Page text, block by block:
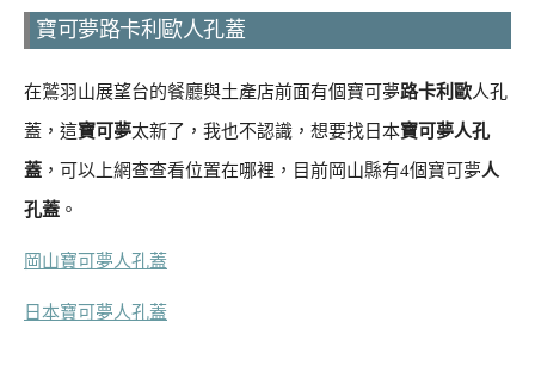
寶可夢路卡利歐人孔蓋
在鷲羽山展望台的餐廳與土產店前面有個寶可夢路卡利歐人孔
蓋，這寶可夢太新了，我也不認識，想要找日本寶可夢人孔
蓋 ，可以上網查查看位置在哪裡，目前岡山縣有4個寶可夢人
孔蓋 。
岡山寶可夢人孔蓋
日本寶可夢人孔蓋